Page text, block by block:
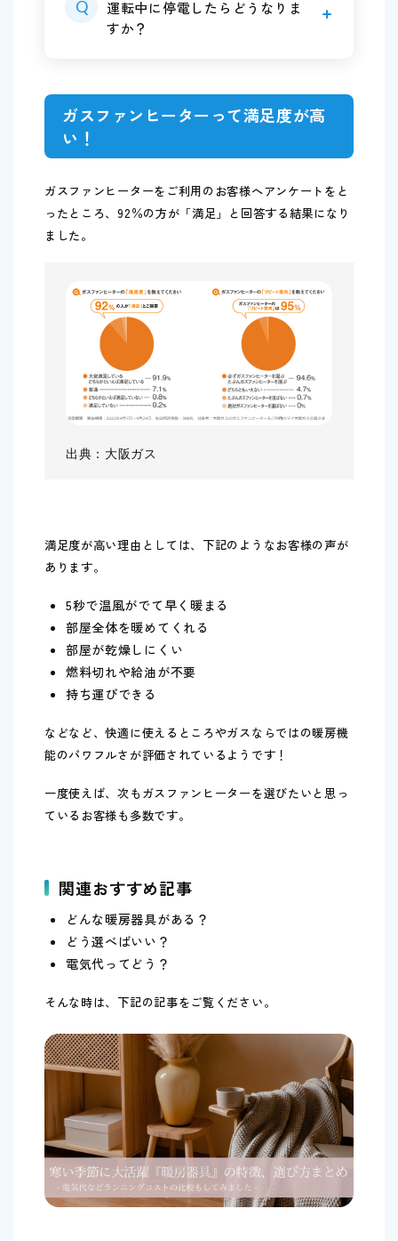
Q
運転中に停電したらどうなりま
すか？
ガスファンヒーターって満足度が高
い！
ガスファンヒーターをご利用のお客様へアンケートをと
ったところ、92％の方が「満足」と回答する結果になり
ました。
出典：大阪ガス
満足度が高い理由としては、下記のようなお客様の声が
あります。
5秒で温風がでて早く暖まる
部屋全体を暖めてくれる
部屋が乾燥しにくい
燃料切れや給油が不要
持ち運びできる
などなど、快適に使えるところやガスならではの暖房機
能のパワフルさが評価されているようです！
一度使えば、次もガスファンヒーターを選びたいと思っ
ているお客様も多数です。
関連おすすめ記事
どんな暖房器具がある？
どう選べばいい？
電気代ってどう？
そんな時は、下記の記事をご覧ください。